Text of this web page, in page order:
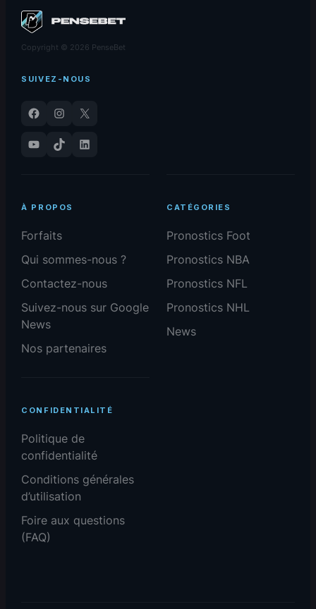
Copyright © 2026 PenseBet
SUIVEZ-NOUS
Facebook Instagram
X
YouTube
TikTok LinkedIn
À PROPOS
Forfaits
Qui sommes-nous ?
Contactez-nous
Suivez-nous sur Google
News
Nos partenaires
CATÉGORIES
Pronostics Foot
Pronostics NBA
Pronostics NFL
Pronostics NHL
News
CONFIDENTIALITÉ
Politique de
confidentialité
Conditions générales
d’utilisation
Foire aux questions
(FAQ)